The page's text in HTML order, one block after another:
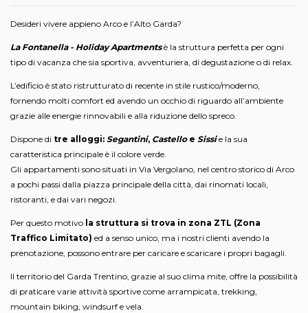
Desideri vivere appieno Arco e l’Alto Garda?
La Fontanella - Holiday Apartmentsè la struttura perfetta per ogni
tipo di vacanza che sia sportiva, avventuriera, di degustazione o di relax.
L’edificio è stato ristrutturato di recente in stile rustico/moderno,
fornendo molti comfort ed avendo un occhio di riguardo all’ambiente
grazie alle energie rinnovabili e alla riduzione dello spreco.
Dispone di tre alloggi: Segantini, Castelloe Sissie la sua
caratteristica principale è il colore verde.
Gli appartamenti sono situati in Via Vergolano, nel centro storico di Arco
a pochi passi dalla piazza principale della città, dai rinomati locali,
ristoranti, e dai vari negozi.
Per questo motivo la struttura si trova in zona ZTL (Zona
Traffico Limitato) ed a senso unico, ma i nostri clienti avendo la
prenotazione, possono entrare per caricare e scaricare i propri bagagli.
Il territorio del Garda Trentino, grazie al suo clima mite, offre la possibilità
di praticare varie attività sportive come arrampicata, trekking,
mountain biking, windsurf e vela.